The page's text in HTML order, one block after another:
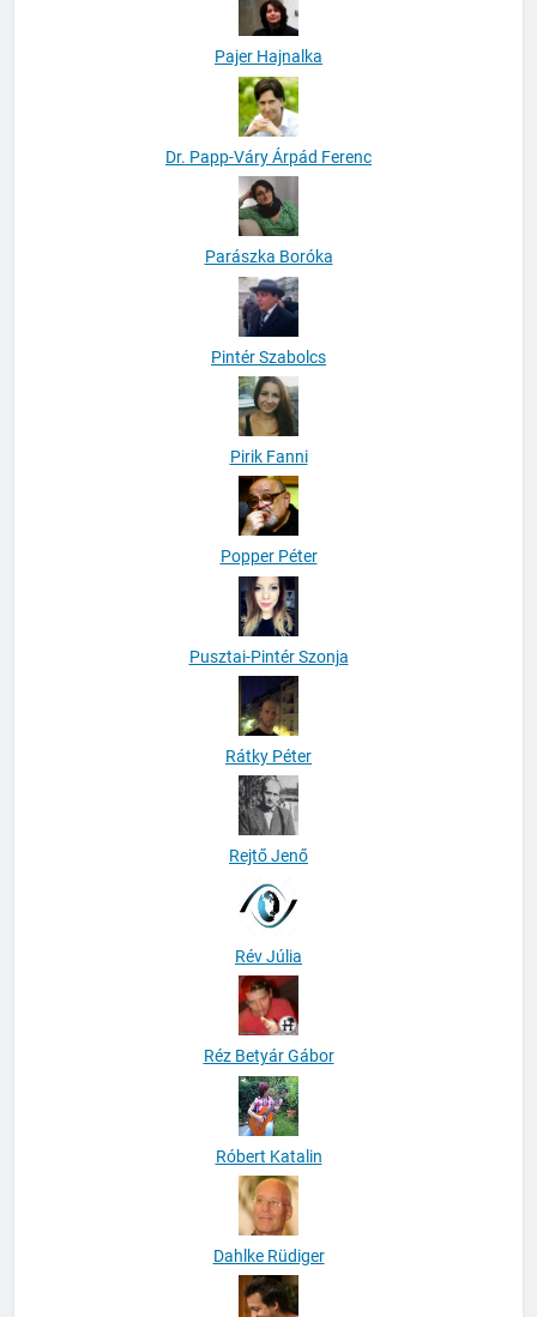
Pajer Hajnalka
Dr. Papp-Váry Árpád Ferenc
Parászka Boróka
Pintér Szabolcs
Pirik Fanni
Popper Péter
Pusztai-Pintér Szonja
Rátky Péter
Rejtő Jenő
Rév Júlia
Réz Betyár Gábor
Róbert Katalin
Dahlke Rüdiger